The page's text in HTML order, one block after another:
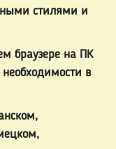
стилями и
браузере на ПК
в